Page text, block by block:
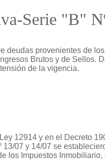
Serie "B"
deudas provenientes de
Brutos y de Sellos.
de la vigencia.
12914 y en el Decreto
07 y 14/07 se
los Impuestos Inmobiliario,